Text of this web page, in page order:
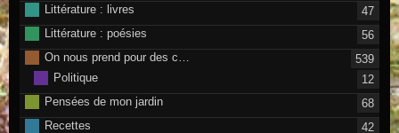
Littérature : livres
47
Littérature : poésies
56
On nous prend pour des c…
539
Politique
12
Pensées de mon jardin
68
Recettes
42